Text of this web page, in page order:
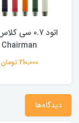
اتود 0.7 سی
Chairman
210,000 تومان
دیدگاه‌ها